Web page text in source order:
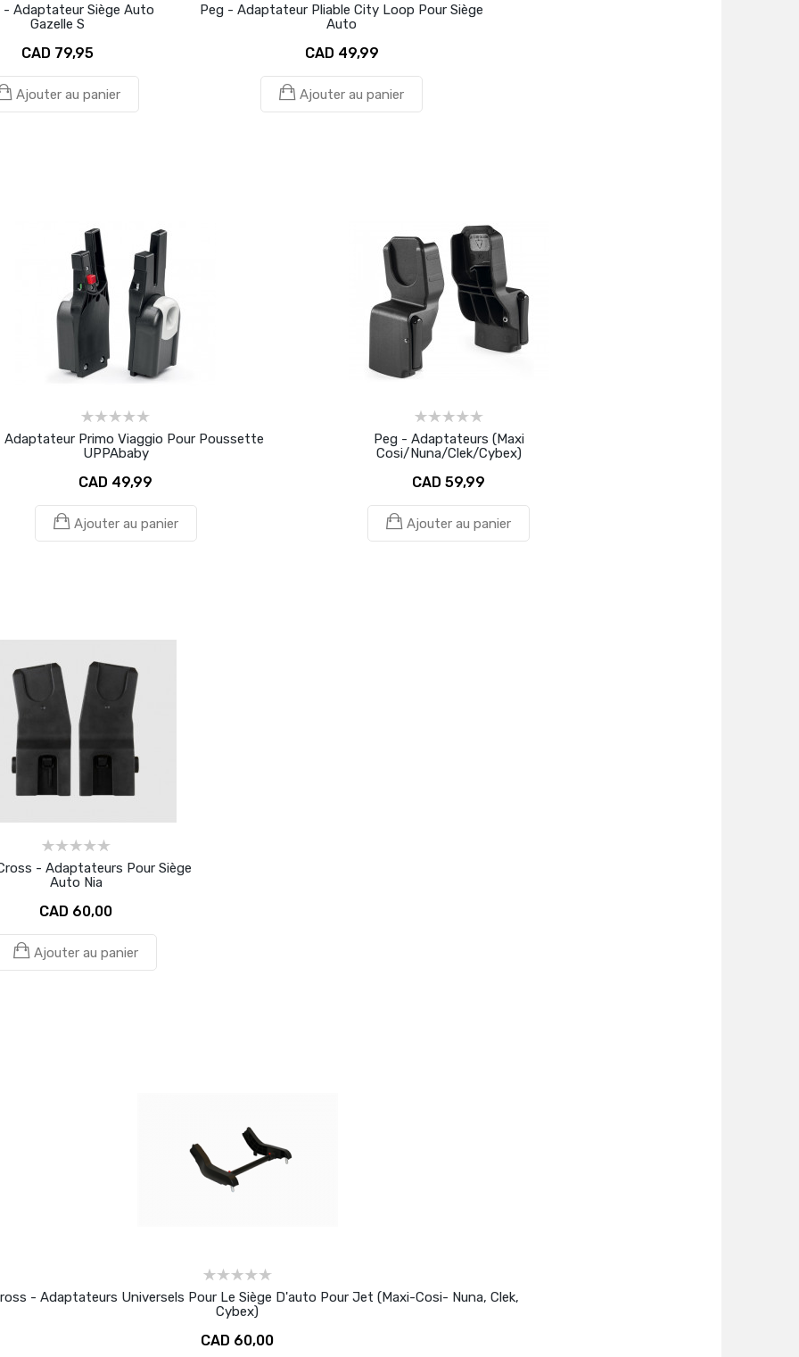
- Adaptateur Siège Auto
Gazelle S
CAD 79,95
Ajouter au panier
Peg - Adaptateur Pliable City Loop Pour Siège
Auto
CAD 49,99
Ajouter au panier
Adaptateur Primo Viaggio Pour Poussette
UPPAbaby
CAD 49,99
Ajouter au panier
Peg - Adaptateurs (Maxi
Cosi/Nuna/Clek/Cybex)
CAD 59,99
Ajouter au panier
- Adaptateurs Pour Siège
Auto Nia
CAD 60,00
Ajouter au panier
- Adaptateurs Universels Pour Le Siège D'auto Pour Jet (Maxi-Cosi- Nuna, Clek,
Cybex)
CAD 60,00